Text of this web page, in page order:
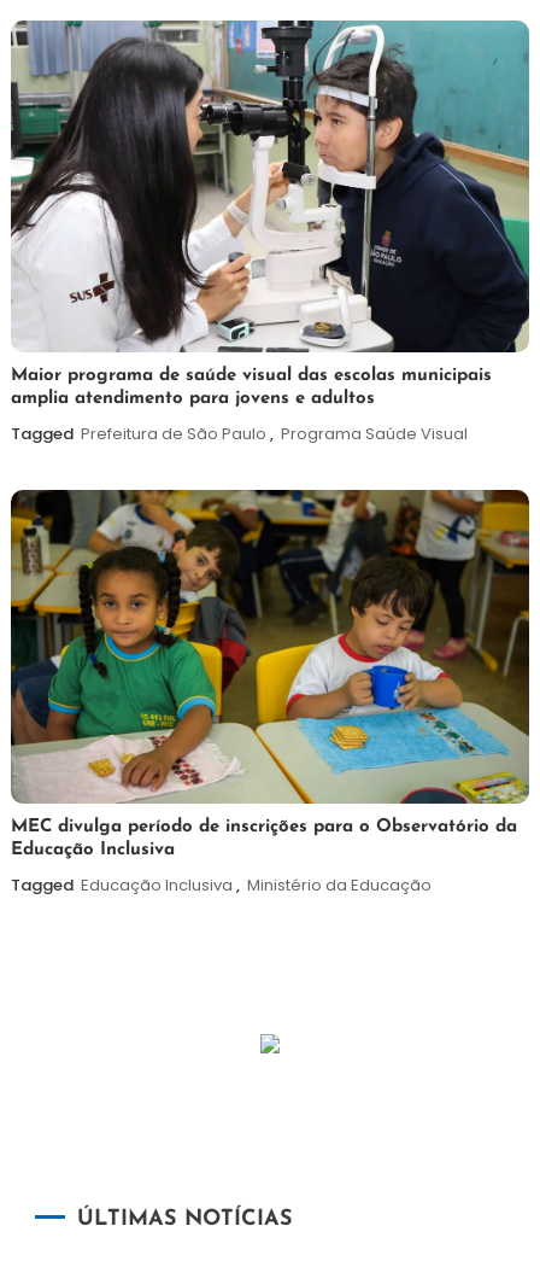
7
de
agosto
Maurilio
Maior programa de saúde visual das escolas municipais
amplia atendimento para jovens e adultos
Tagged Prefeitura de São Paulo , Programa Saúde Visual
7
de
agosto
Maurilio
MEC divulga período de inscrições para o Observatório da
Educação Inclusiva
Tagged Educação Inclusiva , Ministério da Educação
ÚLTIMAS NOTÍCIAS